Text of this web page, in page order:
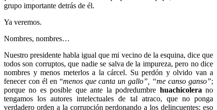
grupo importante detrás de él.
Ya veremos.
Nombres, nombres…
Nuestro presidente habla igual que mi vecino de la esquina, dice que
todos son corruptos, que nadie se salva de la impureza, pero no dice
nombres y menos meterlos a la cárcel. Su perdón y olvido van a
fenecer con él en “menos que canta un gallo”, “me canso ganso”;
porque no es posible que ante la podredumbre huachicolerano
tengamos los autores intelectuales de tal atraco, que no ponga
verdadero orden a la corrupción perdonando a los delincuentes; eso